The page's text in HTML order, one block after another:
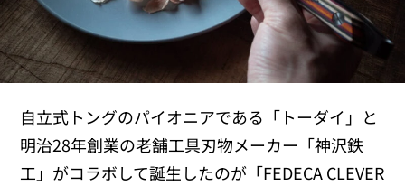
自立式トングのパイオニアである「トーダイ」と
明治28年創業の老舗工具刃物メーカー「神沢鉄
工」がコラボして誕生したのが「FEDECA CLEVER